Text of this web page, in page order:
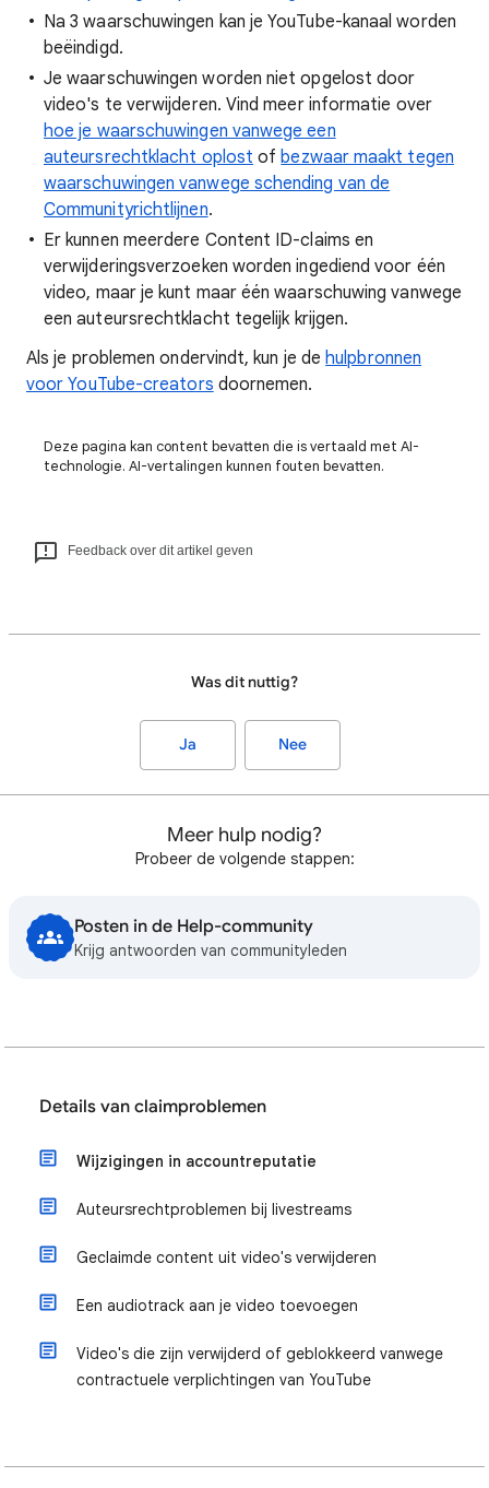
Na 3 waarschuwingen kan je YouTube-kanaal worden
beëindigd.
Je waarschuwingen worden niet opgelost door
video's te verwijderen. Vind meer informatie over
hoe je waarschuwingen vanwege een
auteursrechtklacht oplost ofbezwaar maakt tegen
waarschuwingen vanwege schending van de
Communityrichtlijnen.
Er kunnen meerdere Content ID-claims en
verwijderingsverzoeken worden ingediend voor één
video, maar je kunt maar één waarschuwing vanwege
een auteursrechtklacht tegelijk krijgen.
Als je problemen ondervindt, kun je dehulpbronnen
voor YouTube-creators doornemen.
Deze pagina kan content bevatten die is vertaald met AI-
technologie. AI-vertalingen kunnen fouten bevatten.
Feedback over dit artikel geven
Was dit nuttig?
Ja Nee
Meer hulp nodig?
Probeer de volgende stappen:
Posten in de Help-community
Krijg antwoorden van communityleden
Details van claimproblemen
Wijzigingen in accountreputatie
Auteursrechtproblemen bij livestreams
Geclaimde content uit video's verwijderen
Een audiotrack aan je video toevoegen
Video's die zijn verwijderd of geblokkeerd vanwege
contractuele verplichtingen van YouTube